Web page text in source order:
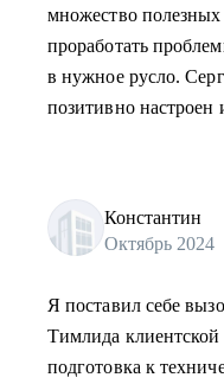
множество
проработать
в нужное русло.
позитивно настроен
Константин
Октябрь 2024
Я поставил себе
Тимлида
подготовка к